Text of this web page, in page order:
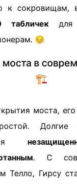
к сокровищам,
для
😔
в
🏗️
моста,
. С
Телло, Гирсу